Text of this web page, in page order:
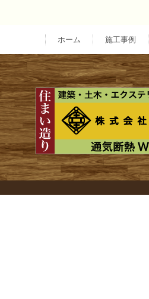
ホーム 施工事例